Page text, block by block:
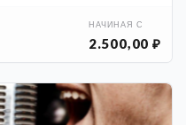
НАЧИНАЯ С
2.500,00 ₽